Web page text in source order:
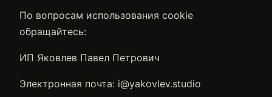
По вопросам использования cookie
обращайтесь:
ИП Яковлев Павел Петрович
Электронная почта: i@yakovlev.studio